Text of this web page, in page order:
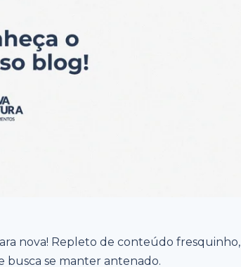
nova! Repleto de conteúdo fresquinho,
busca se manter antenado.